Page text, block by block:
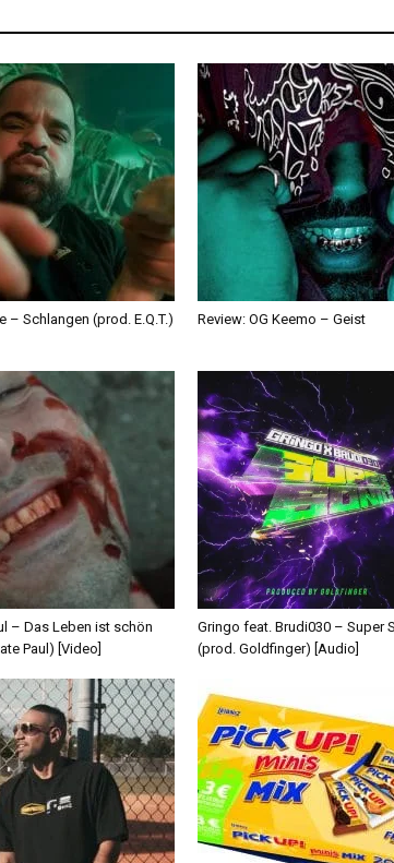
– Schlangen (prod. E.Q.T.) Review: OG Keemo – Geist
– Das Leben ist schön
Paul) [Video]
Gringo feat. Brudi030 – Super
(prod. Goldfinger) [Audio]